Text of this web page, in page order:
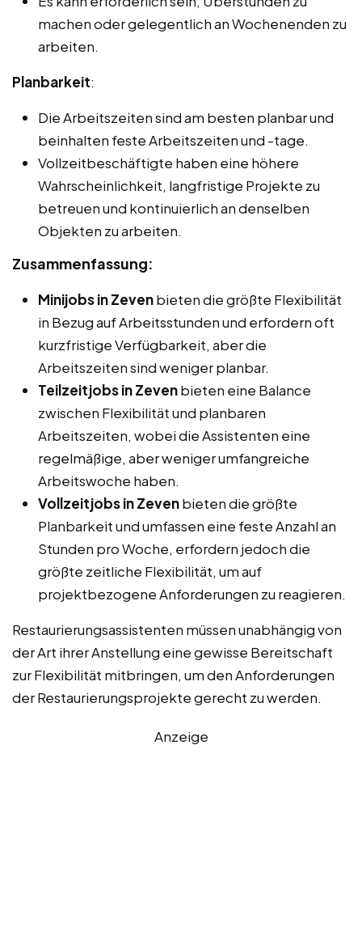
machen oder gelegentlich an Wochenenden zu
arbeiten.
Planbarkeit:
Die Arbeitszeiten sind am besten planbar und
beinhalten feste Arbeitszeiten und -tage.
Vollzeitbeschäftigte haben eine höhere
Wahrscheinlichkeit, langfristige Projekte zu
betreuen und kontinuierlich an denselben
Objekten zu arbeiten.
Zusammenfassung:
Minijobs in Zevenbieten die größte Flexibilität
in Bezug auf Arbeitsstunden und erfordern oft
kurzfristige Verfügbarkeit, aber die
Arbeitszeiten sind weniger planbar.
Teilzeitjobs in Zevenbieten eine Balance
zwischen Flexibilität und planbaren
Arbeitszeiten, wobei die Assistenten eine
regelmäßige, aber weniger umfangreiche
Arbeitswoche haben.
Vollzeitjobs in Zevenbieten die größte
Planbarkeit und umfassen eine feste Anzahl an
Stunden pro Woche, erfordern jedoch die
größte zeitliche Flexibilität, um auf
projektbezogene Anforderungen zu reagieren.
Restaurierungsassistenten müssen unabhängig von
der Art ihrer Anstellung eine gewisse Bereitschaft
zur Flexibilität mitbringen, um den Anforderungen
der Restaurierungsprojekte gerecht zu werden.
Anzeige